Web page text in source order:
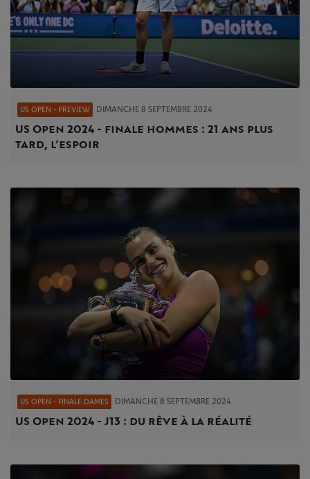
US OPEN - PREVIEW DIMANCHE 8 SEPTEMBRE 2024
US Open 2024 - finale hommes : 21 ans plus
tard, l’espoir
US OPEN - FINALE DAMES DIMANCHE 8 SEPTEMBRE 2024
US Open 2024 - J13 : du rêve à la réalité